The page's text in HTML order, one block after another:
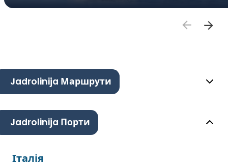
Jadrolinija Маршрути
Jadrolinija Порти
Італія